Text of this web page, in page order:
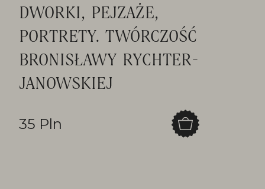
DWORKI, PEJZAŻE,
PORTRETY. TWÓRCZOŚĆ
BRONISŁAWY RYCHTER-
JANOWSKIEJ
35 Pln